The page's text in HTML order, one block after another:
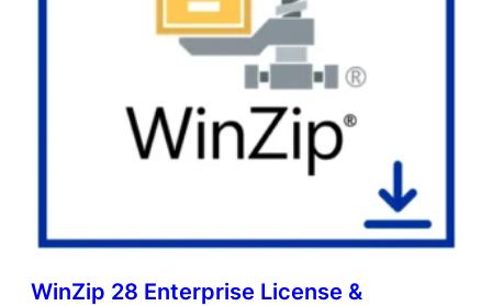
WinZip 28 Enterprise License &